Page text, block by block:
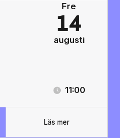
Fre
14
augusti
11:00
Läs mer